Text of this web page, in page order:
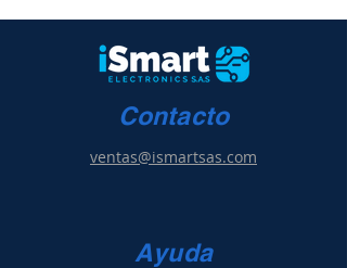
Contacto
ventas@ismartsas.com
Ayuda